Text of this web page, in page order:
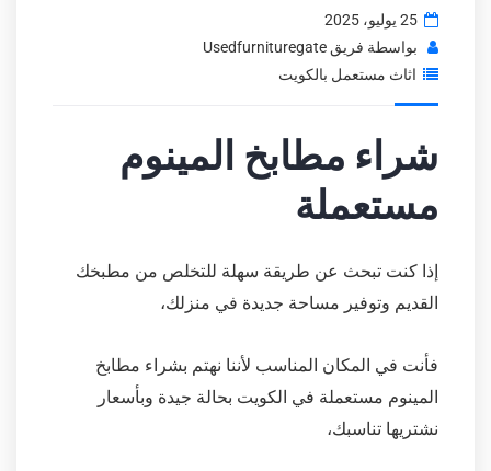
25 يوليو، 2025
بواسطة فريق Usedfurnituregate
اثاث مستعمل بالكويت
شراء مطابخ المينوم
مستعملة
إذا كنت تبحث عن طريقة سهلة للتخلص من مطبخك
القديم وتوفير مساحة جديدة في منزلك،
فأنت في المكان المناسب لأننا نهتم بشراء مطابخ
المينوم مستعملة في الكويت بحالة جيدة وبأسعار
نشتريها تناسبك،